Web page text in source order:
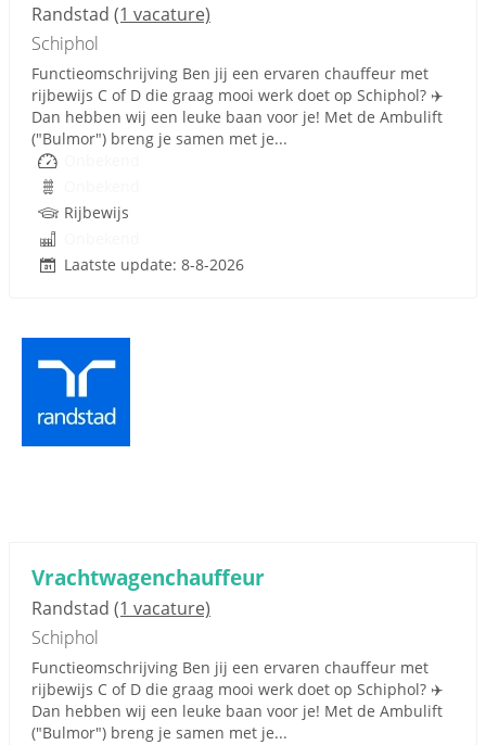
Randstad (1 vacature)
Schiphol
Functieomschrijving Ben jij een ervaren chauffeur met
rijbewijs C of D die graag mooi werk doet op Schiphol? ✈️
Dan hebben wij een leuke baan voor je! Met de Ambulift
("Bulmor") breng je samen met je...
Rijbewijs
Laatste update: 8-8-2026
Vrachtwagenchauffeur
Randstad (1 vacature)
Schiphol
Functieomschrijving Ben jij een ervaren chauffeur met
rijbewijs C of D die graag mooi werk doet op Schiphol? ✈️
Dan hebben wij een leuke baan voor je! Met de Ambulift
("Bulmor") breng je samen met je...